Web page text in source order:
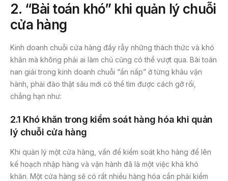
2. “Bài toán khó” khi quản lý chuỗi
cửa hàng
Kinh doanh chuỗi cửa hàng đầy rẫy những thách thức và khó
khăn mà không phải ai làm chủ cũng có thể vượt qua. Bài toán
nan giải trong kinh doanh chuỗi “ẩn nấp” ở từng khâu vận
hành, phải đào thật sâu mới có thể tìm được cách gỡ rối,
chẳng hạn như:
2.1 Khó khăn trong kiểm soát hàng hóa khi quản
lý chuỗi cửa hàng
Khi quản lý một cửa hàng, vấn đề kiểm soát kho hàng để lên
kế hoạch nhập hàng và vận hành đã là một việc khá khó
khăn. Một cửa hàng sẽ có rất nhiều hàng hóa cần phải kiểm